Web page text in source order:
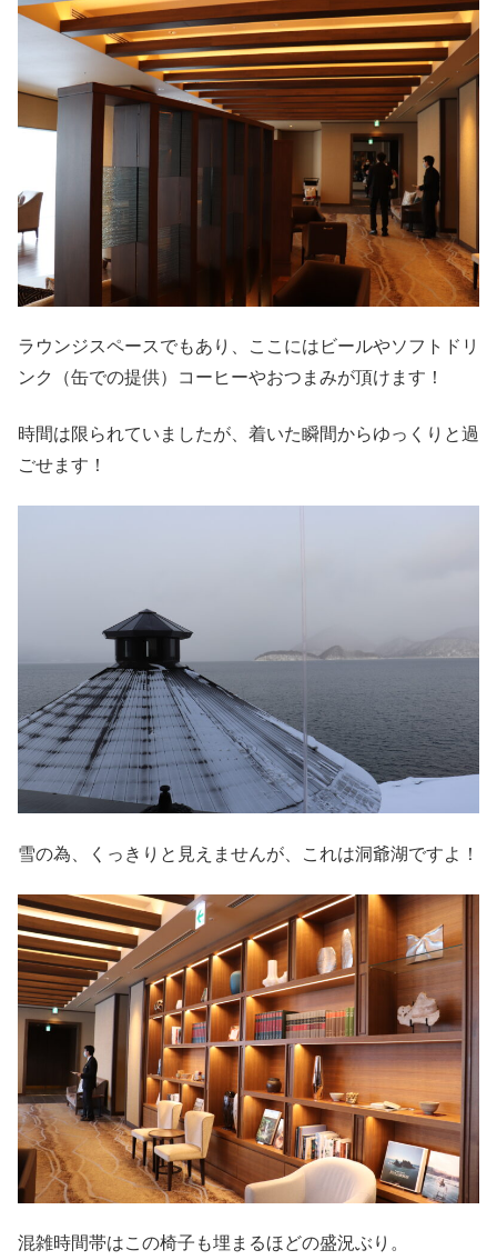
ラウンジスペースでもあり、ここにはビールやソフトドリ
ンク（缶での提供）コーヒーやおつまみが頂けます！
時間は限られていましたが、着いた瞬間からゆっくりと過
ごせます！
雪の為、くっきりと見えませんが、これは洞爺湖ですよ！
混雑時間帯はこの椅子も埋まるほどの盛況ぶり。